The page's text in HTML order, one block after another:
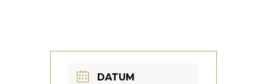
DATUM